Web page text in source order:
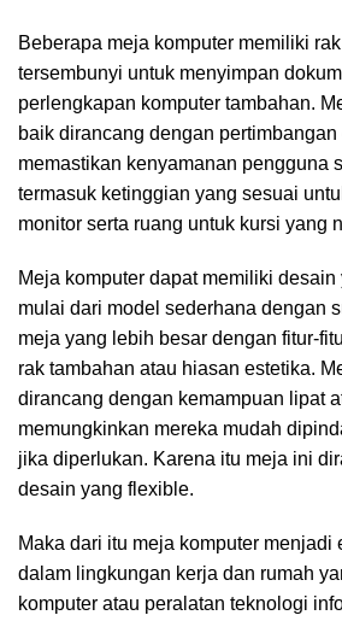
Beberapa meja komputer memiliki
tersembunyi untuk menyimpan
perlengkapan komputer tambahan.
baik dirancang dengan
memastikan kenyamanan pengguna
termasuk ketinggian yang sesuai
monitor serta ruang untuk kursi yang
Meja komputer dapat memiliki desain
mulai dari model sederhana dengan
meja yang lebih besar dengan fitur-
rak tambahan atau hiasan estetika.
dirancang dengan kemampuan lipat
memungkinkan mereka mudah
jika diperlukan. Karena itu meja ini
desain yang flexible.
Maka dari itu meja komputer menjadi
dalam lingkungan kerja dan rumah
komputer atau peralatan teknologi